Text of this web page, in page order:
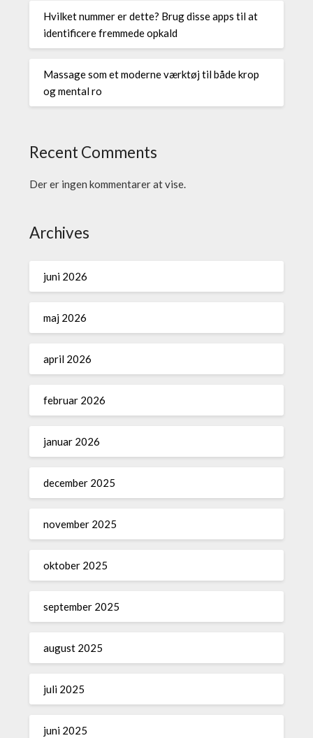
Hvilket nummer er dette? Brug disse apps til at
identificere fremmede opkald
Massage som et moderne værktøj til både krop
og mental ro
Recent Comments
Der er ingen kommentarer at vise.
Archives
juni 2026
maj 2026
april 2026
februar 2026
januar 2026
december 2025
november 2025
oktober 2025
september 2025
august 2025
juli 2025
juni 2025